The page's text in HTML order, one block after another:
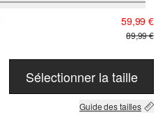
59,99 €
89,99 €
Sélectionner la taille
Guide des tailles